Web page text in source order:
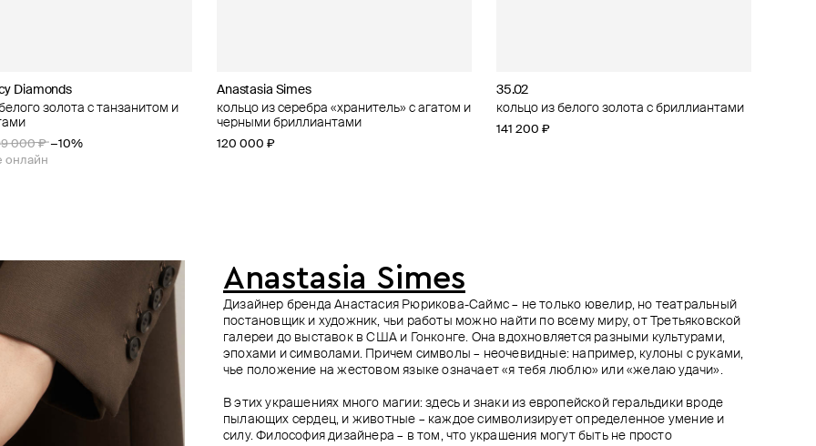
Diamonds
золота с танзанитом и
000 ₽ −10%
онлайн
Anastasia Simes
кольцо из серебра «хранитель» с агатом и
черными бриллиантами
120 000 ₽
35.02
кольцо из белого золота с бриллиантами
141 200 ₽
золота с бриллиантом
Herald Percy Diamonds
кольцо из белого золота с сапфиром
145 080 ₽ 161 200 ₽
−10%
при оплате онлайн
Herald Percy Diamonds
кольцо из белого золота с сапфиром и
бриллиантами
золота с
marquis
RS1912 X DANIILBERG
кольцо из белого золота с бриллиантами
rendez vous
152 900 ₽
COBRA JEWELRY
кольцо с сердцем из белого золота с
бриллиантами
золота с бриллиантами
700 ₽
онлайн
Adelya Jewellery
кольцо из золота с буквой h из
бриллиантов
99 040 ₽
35.02
кольцо из золота с бриллиантами
121 900 ₽
Anastasia Simes
Дизайнер бренда Анастасия Рюрикова-Саймс – не только ювелир, но театральный
постановщик и художник, чьи работы можно найти по всему миру, от Третьяковской
галереи до выставок в США и Гонконге. Она вдохновляется разными культурами,
эпохами и символами. Причем символы – неочевидные: например, кулоны с руками,
чье положение на жестовом языке означает «я тебя люблю» или «желаю удачи».
В этих украшениях много магии: здесь и знаки из европейской геральдики вроде
пылающих сердец, и животные – каждое символизирует определенное умение и
силу. Философия дизайнера – в том, что украшения могут быть не просто